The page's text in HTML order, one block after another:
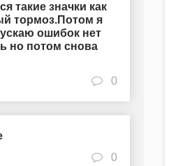
такие значки как
тормоз.Потом я
ошибок нет
но потом снова
0
0